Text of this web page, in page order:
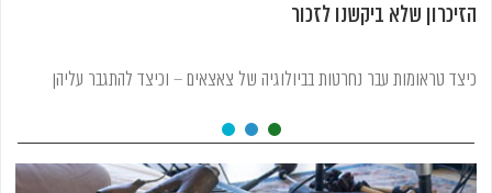
הזיכרון שלא ביקשנו לזכור
כיצד טראומות עבר נחרטות בביולוגיה של צאצאים – וכיצד להתגבר עליהן